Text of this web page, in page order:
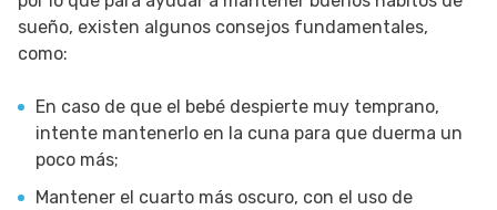
sueño, existen algunos consejos fundamentales,
como:
En caso de que el bebé despierte muy temprano,
intente mantenerlo en la cuna para que duerma un
poco más;
Mantener el cuarto más oscuro, con el uso de